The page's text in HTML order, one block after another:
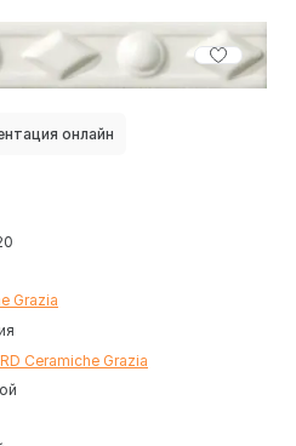
онлайн
Grazia
Ceramiche Grazia